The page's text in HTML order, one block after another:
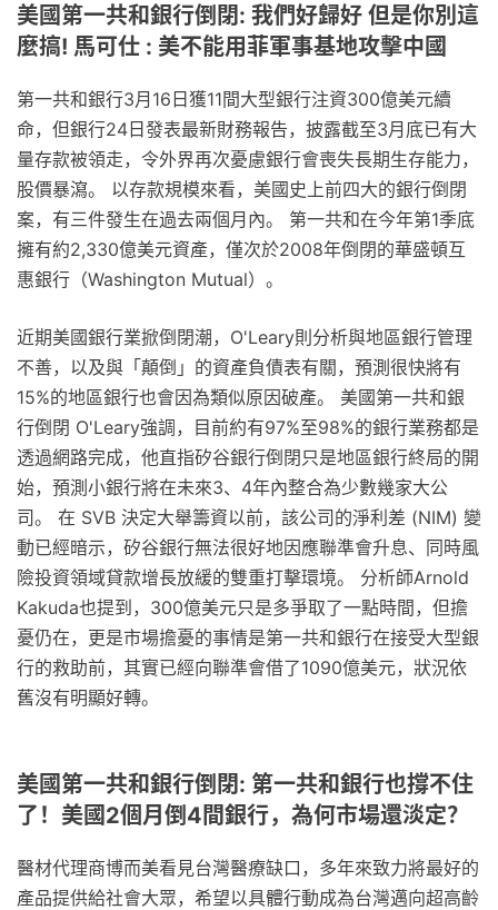
美國第一共和銀行倒閉: 我們好歸好 但是你別這
麼搞! 馬可仕 : 美不能用菲軍事基地攻擊中國
第一共和銀行3月16日獲11間大型銀行注資300億美元續
命，但銀行24日發表最新財務報告，披露截至3月底已有大
量存款被領走，令外界再次憂慮銀行會喪失長期生存能力，
股價暴瀉。 以存款規模來看，美國史上前四大的銀行倒閉
案，有三件發生在過去兩個月內。 第一共和在今年第1季底
擁有約2,330億美元資產，僅次於2008年倒閉的華盛頓互
惠銀行（Washington Mutual）。
近期美國銀行業掀倒閉潮，O'Leary則分析與地區銀行管理
不善，以及與「顛倒」的資產負債表有關，預測很快將有
15%的地區銀行也會因為類似原因破產。 美國第一共和銀
行倒閉 O'Leary強調，目前約有97%至98%的銀行業務都是
透過網路完成，他直指矽谷銀行倒閉只是地區銀行終局的開
始，預測小銀行將在未來3、4年內整合為少數幾家大公
司。 在 SVB 決定大舉籌資以前，該公司的淨利差 (NIM) 變
動已經暗示，矽谷銀行無法很好地因應聯準會升息、同時風
險投資領域貸款增長放緩的雙重打擊環境。 分析師Arnold
Kakuda也提到，300億美元只是多爭取了一點時間，但擔
憂仍在，更是市場擔憂的事情是第一共和銀行在接受大型銀
行的救助前，其實已經向聯準會借了1090億美元，狀況依
舊沒有明顯好轉。
美國第一共和銀行倒閉: 第一共和銀行也撐不住
了！美國2個月倒4間銀行，為何市場還淡定？
醫材代理商博而美看見台灣醫療缺口，多年來致力將最好的
產品提供給社會大眾，希望以具體行動成為台灣邁向超高齡